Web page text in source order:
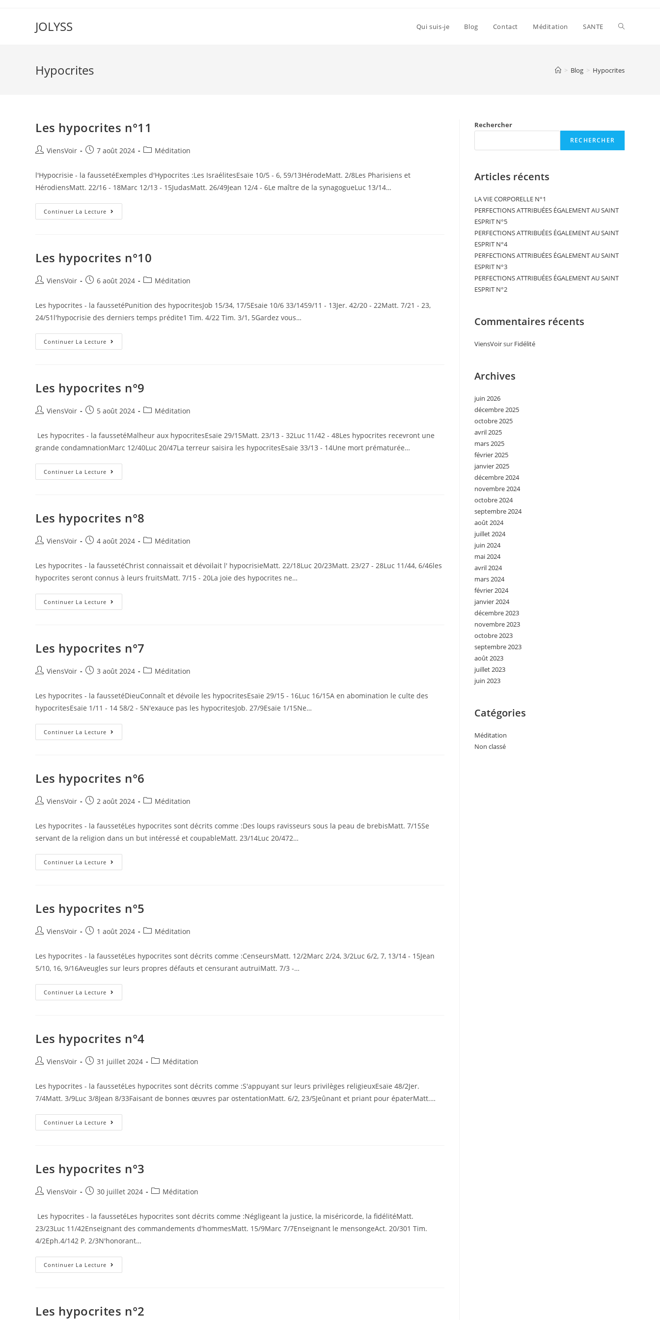
JOLYSS Qui suis-je Blog Contact Méditation SANTE
Hypocrites > Blog > Hypocrites
Les hypocrites n°11
ViensVoir 7 août 2024 Méditation
l'Hypocrisie - la faussetéExemples d'Hypocrites :Les IsraélitesEsaïe 10/5 - 6, 59/13HérodeMatt. 2/8Les Pharisiens et
HérodiensMatt. 22/16 - 18Marc 12/13 - 15JudasMatt. 26/49Jean 12/4 - 6Le maître de la synagogueLuc 13/14…
Continuer La Lecture
Les hypocrites n°10
ViensVoir 6 août 2024 Méditation
Les hypocrites - la faussetéPunition des hypocritesJob 15/34, 17/5Esaie 10/6 33/1459/11 - 13Jer. 42/20 - 22Matt. 7/21 - 23,
24/51l'hypocrisie des derniers temps prédite1 Tim. 4/22 Tim. 3/1, 5Gardez vous…
Continuer La Lecture
Les hypocrites n°9
ViensVoir 5 août 2024 Méditation
Les hypocrites - la faussetéMalheur aux hypocritesEsaïe 29/15Matt. 23/13 - 32Luc 11/42 - 48Les hypocrites recevront une
grande condamnationMarc 12/40Luc 20/47La terreur saisira les hypocritesEsaïe 33/13 - 14Une mort prématurée…
Continuer La Lecture
Les hypocrites n°8
ViensVoir 4 août 2024 Méditation
Les hypocrites - la faussetéChrist connaissait et dévoilait l' hypocrisieMatt. 22/18Luc 20/23Matt. 23/27 - 28Luc 11/44, 6/46les
hypocrites seront connus à leurs fruitsMatt. 7/15 - 20La joie des hypocrites ne…
Continuer La Lecture
Les hypocrites n°7
ViensVoir 3 août 2024 Méditation
Les hypocrites - la faussetéDieuConnaît et dévoile les hypocritesEsaïe 29/15 - 16Luc 16/15A en abomination le culte des
hypocritesEsaïe 1/11 - 14 58/2 - 5N'exauce pas les hypocritesJob. 27/9Esaïe 1/15Ne…
Continuer La Lecture
Les hypocrites n°6
ViensVoir 2 août 2024 Méditation
Les hypocrites - la faussetéLes hypocrites sont décrits comme :Des loups ravisseurs sous la peau de brebisMatt. 7/15Se
servant de la religion dans un but intéressé et coupableMatt. 23/14Luc 20/472…
Continuer La Lecture
Les hypocrites n°5
ViensVoir 1 août 2024 Méditation
Les hypocrites - la faussetéLes hypocrites sont décrits comme :CenseursMatt. 12/2Marc 2/24, 3/2Luc 6/2, 7, 13/14 - 15Jean
5/10, 16, 9/16Aveugles sur leurs propres défauts et censurant autruiMatt. 7/3 -…
Continuer La Lecture
Les hypocrites n°4
ViensVoir 31 juillet 2024 Méditation
Les hypocrites - la faussetéLes hypocrites sont décrits comme :S'appuyant sur leurs privilèges religieuxEsaïe 48/2Jer.
7/4Matt. 3/9Luc 3/8Jean 8/33Faisant de bonnes œuvres par ostentationMatt. 6/2, 23/5Jeûnant et priant pour épaterMatt.…
Continuer La Lecture
Les hypocrites n°3
ViensVoir 30 juillet 2024 Méditation
Les hypocrites - la faussetéLes hypocrites sont décrits comme :Négligeant la justice, la miséricorde, la fidélitéMatt.
23/23Luc 11/42Enseignant des commandements d'hommesMatt. 15/9Marc 7/7Enseignant le mensongeAct. 20/301 Tim.
4/2Eph.4/142 P. 2/3N'honorant…
Continuer La Lecture
Les hypocrites n°2
Rechercher
RECHERCHER
Articles récents
LA VIE CORPORELLE N°1
PERFECTIONS ATTRIBUÉES ÉGALEMENT AU SAINT
ESPRIT N°5
PERFECTIONS ATTRIBUÉES ÉGALEMENT AU SAINT
ESPRIT N°4
PERFECTIONS ATTRIBUÉES ÉGALEMENT AU SAINT
ESPRIT N°3
PERFECTIONS ATTRIBUÉES ÉGALEMENT AU SAINT
ESPRIT N°2
Commentaires récents
ViensVoirsur Fidélité
Archives
juin 2026
décembre 2025
octobre 2025
avril 2025
mars 2025
février 2025
janvier 2025
décembre 2024
novembre 2024
octobre 2024
septembre 2024
août 2024
juillet 2024
juin 2024
mai 2024
avril 2024
mars 2024
février 2024
janvier 2024
décembre 2023
novembre 2023
octobre 2023
septembre 2023
août 2023
juillet 2023
juin 2023
Catégories
Méditation
Non classé